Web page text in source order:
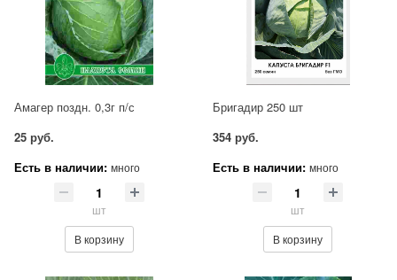
Амагер поздн. 0,3г п/с
25 руб.
Есть в наличии: много
шт
В корзину
Бригадир 250 шт
354 руб.
Есть в наличии: много
шт
В корзину